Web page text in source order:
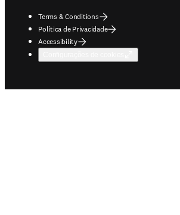
Terms & Conditions
Política de Privacidade
Accessibility